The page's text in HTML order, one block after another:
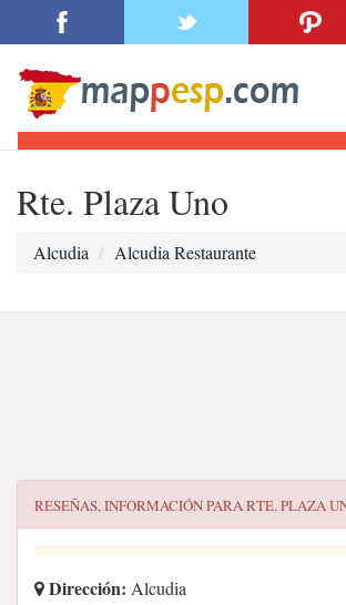
Rte. Plaza Uno
Alcudia Alcudia Restaurante
RESEÑAS, INFORMACIÓN PARARTE. PLAZA
Dirección: Alcudia